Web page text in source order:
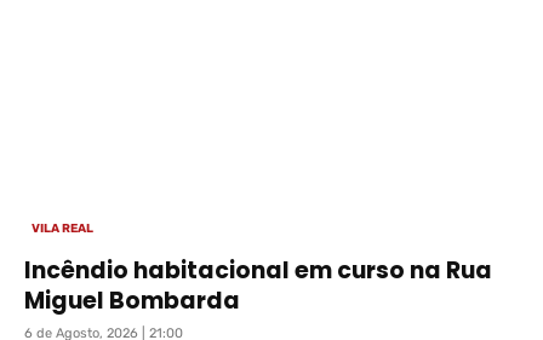
VILA REAL
Incêndio habitacional em curso na Rua
Miguel Bombarda
6 de Agosto, 2026 | 21:00